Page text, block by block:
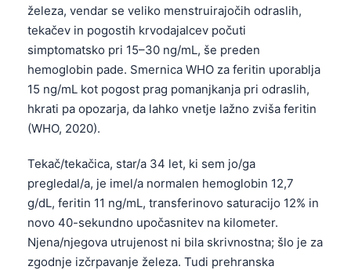
železa, vendar se veliko menstruirajočih odraslih,
tekačev in pogostih krvodajalcev počuti
simptomatsko pri 15–30 ng/mL, še preden
hemoglobin pade. Smernica WHO za feritin uporablja
15 ng/mL kot pogost prag pomanjkanja pri odraslih,
hkrati pa opozarja, da lahko vnetje lažno zviša feritin
(WHO, 2020).
Tekač/tekačica, star/a 34 let, ki sem jo/ga
pregledal/a, je imel/a normalen hemoglobin 12,7
g/dL, feritin 11 ng/mL, transferinovo saturacijo 12% in
novo 40-sekundno upočasnitev na kilometer.
Njena/njegova utrujenost ni bila skrivnostna; šlo je za
zgodnje izčrpavanje železa. Tudi prehranska